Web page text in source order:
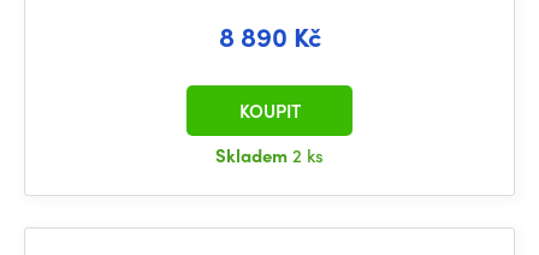
8 890 Kč
Skladem2 ks
KOUPIT